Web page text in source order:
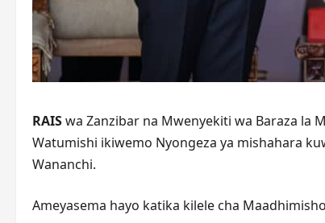
RAISwa Zanzibar na Mwenyekiti wa Baraza la
Watumishi ikiwemo Nyongeza ya mishahara
Wananchi.
Ameyasema hayo katika kilele cha